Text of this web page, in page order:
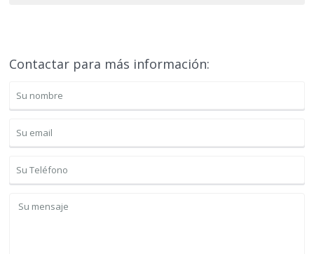
Contactar para más información: